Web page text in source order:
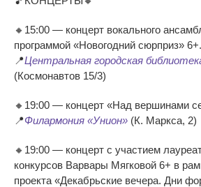
🔸15:00 — концерт вокального
программой «Новогодний сюрприз»
📍Центральная городская
(Космонавтов 15/3)
🔸19:00 — концерт «Над вершинами
📍Филармония «Унион» (К. Маркса, 2)
🔸19:00 — концерт с участием
конкурсов Варвары Мягковой 6+ в
проекта «Декабрьские вечера. Дни